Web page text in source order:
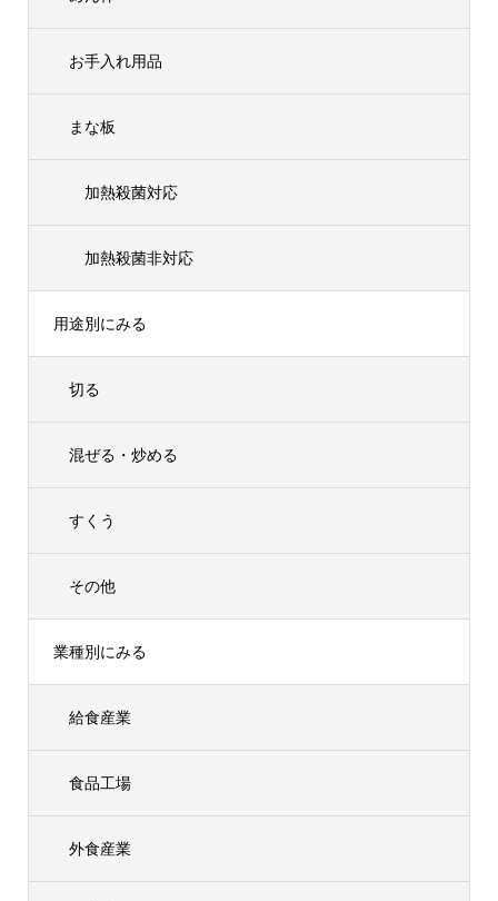
お手入れ用品
まな板
加熱殺菌対応
加熱殺菌非対応
用途別にみる
切る
混ぜる・炒める
すくう
その他
業種別にみる
給食産業
食品工場
外食産業